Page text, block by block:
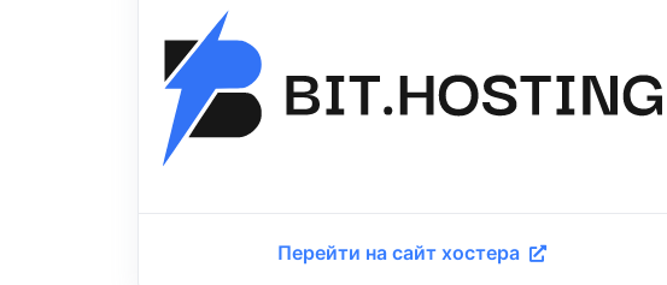
Перейти на сайт хостера